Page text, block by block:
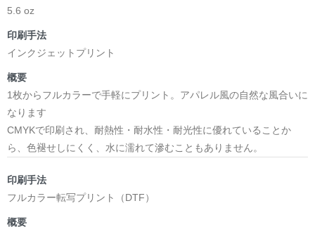
5.6 oz
印刷手法
インクジェットプリント
概要
1枚からフルカラーで手軽にプリント。アパレル風の自然な風合いに
なります
CMYKで印刷され、耐熱性・耐水性・耐光性に優れていることか
ら、色褪せしにくく、水に濡れて滲むこともありません。
印刷手法
フルカラー転写プリント（DTF）
概要